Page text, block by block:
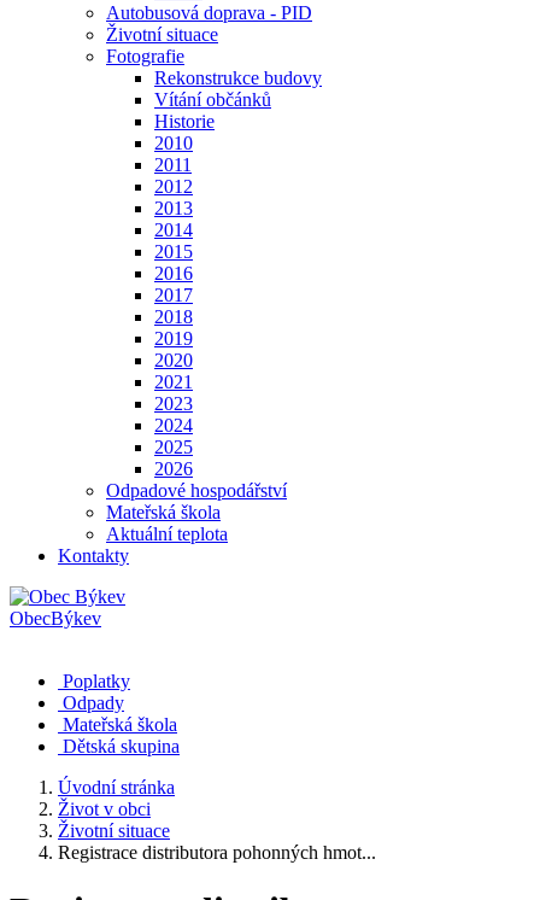
Autobusová doprava - PID
Životní situace
Fotografie
Rekonstrukce budovy
Vítání občánků
Historie
2010
2011
2012
2013
2014
2015
2016
2017
2018
2019
2020
2021
2023
2024
2025
2026
Odpadové hospodářství
Mateřská škola
Aktuální teplota
Kontakty
ObecBýkev
Poplatky
Odpady
Mateřská škola
Dětská skupina
Úvodní stránka
Život v obci
Životní situace
Registrace distributora pohonných hmot...